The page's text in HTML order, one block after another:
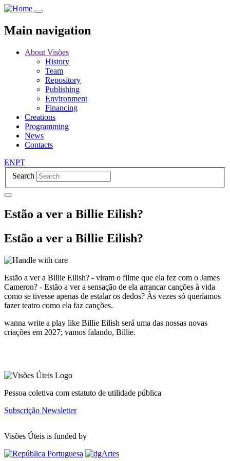
Skip
main
content
Main navigation
About Visões
History
Team
Repository
Publishing
Environment
Financing
Creations
Programming
News
Contacts
ENPT
Search
Estão a ver a Billie Eilish?
Estão a ver a Billie Eilish?
Estão a ver a Billie Eilish? - viram o filme que ela fez com o James
Cameron? - Estão a ver a sensação de ela arrancar canções à vida
como se tivesse apenas de estalar os dedos? Às vezes só queríamos
fazer teatro como ela faz canções.
wanna write a play like Billie Eilish será uma das nossas novas
criações em 2027; vamos falando, Billie.
Pessoa coletiva com estatuto de utilidade pública
Subscrição Newsletter
Visões Úteis is funded by